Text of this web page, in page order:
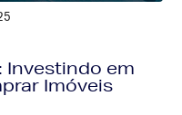
Investindo em
Imóveis